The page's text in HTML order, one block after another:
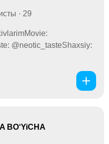
· 29
@neotic_tasteShaxsiy:
BO‘YiCHA